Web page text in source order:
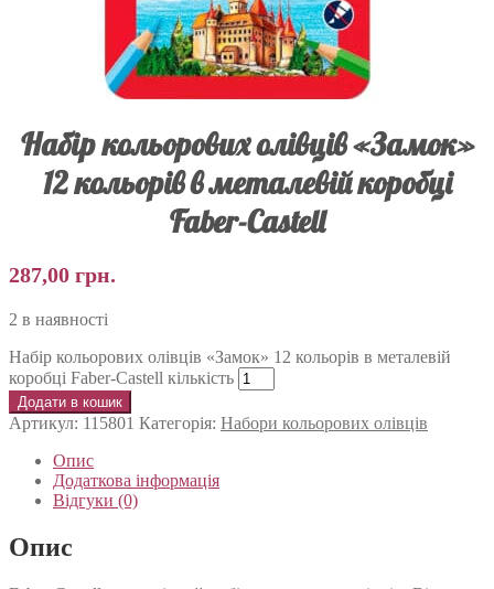
Набір кольорових олівців «Замок»
12 кольорів в металевій коробці
Faber-Castell
287,00 грн.
2 в наявності
Набір кольорових олівців «Замок» 12 кольорів в металевій
коробці Faber-Castell кількість
Додати в кошик
Артикул: 115801 Категорія: Набори кольорових олівців
Опис
Додаткова інформація
Відгуки (0)
Опис